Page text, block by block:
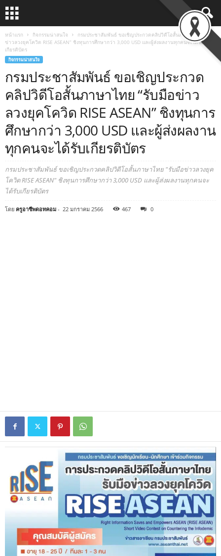
หน้าแรก กิจกรรมน่าสนใจ
กรมประชาสัมพันธ์ ขอเชิญประกวดคลิปวิดีโอสั้นภาษาไทย “รับมือ
ข่าวลวงยุคโควิด RISE ASEAN” ชิงทุนการศึกษากว่า 3,000 USD และผู้ส่งผลงานทุกคนจะได้รับ
เกียรติบัตร
กิจกรรมน่าสนใจ
กรมประชาสัมพันธ์ ขอเชิญประกวด
คลิปวิดีโอสั้นภาษาไทย “รับมือข่าว
ลวงยุคโควิด RISE ASEAN” ชิงทุนการ
ศึกษากว่า 3,000 USD และผู้ส่งผลงาน
ทุกคนจะได้รับเกียรติบัตร
กรมประชาสัมพันธ์ ขอเชิญประกวดคลิปวิดีโอสั้นภาษาไทย "รับมือข่าวลวงยุค
โควิด RISE ASEAN" ชิงทุนการศึกษากว่า 3,000 USD และผู้ส่งผลงานทุกคนจะ
ได้รับเกียรติบัตร
โดย ครูอาชีพดอทคอม - 22 มกราคม 2566 467 0